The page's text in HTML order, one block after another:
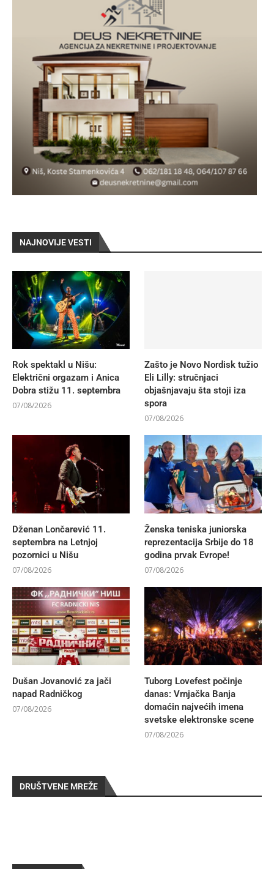
NAJNOVIJE VESTI
Rok spektakl u Nišu:
Električni orgazam i Anica
Dobra stižu 11. septembra
07/08/2026
Zašto je Novo Nordisk tužio
Eli Lilly: stručnjaci
objašnjavaju šta stoji iza
spora
07/08/2026
Dženan Lončarević 11.
septembra na Letnjoj
pozornici u Nišu
07/08/2026
Ženska teniska juniorska
reprezentacija Srbije do 18
godina prvak Evrope!
07/08/2026
Dušan Jovanović za jači
napad Radničkog
07/08/2026
Tuborg Lovefest počinje
danas: Vrnjačka Banja
domaćin najvećih imena
svetske elektronske scene
07/08/2026
DRUŠTVENE MREŽE